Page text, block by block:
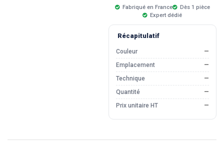
Fabriqué en France
Dès 1 pièce
Expert dédié
Récapitulatif
Couleur
—
Emplacement
—
Technique
—
Quantité
—
Prix unitaire HT
—